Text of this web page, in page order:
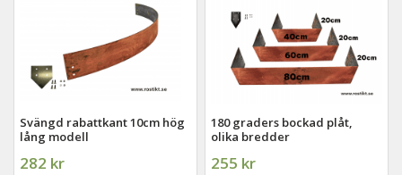
Svängd rabattkant 10cm hög
lång modell
282 kr
180 graders bockad plåt,
olika bredder
255 kr